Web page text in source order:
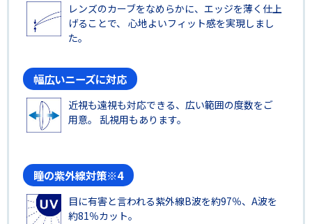
レンズのカーブをなめらかに、エッジを薄く仕上
げることで、 心地よいフィット感を実現しまし
た。
幅広いニーズに対応
近視も遠視も対応できる、広い範囲の度数をご
用意。 乱視用もあります。
瞳の紫外線対策※4
目に有害と言われる紫外線B波を約97％、A波を
約81％カット。